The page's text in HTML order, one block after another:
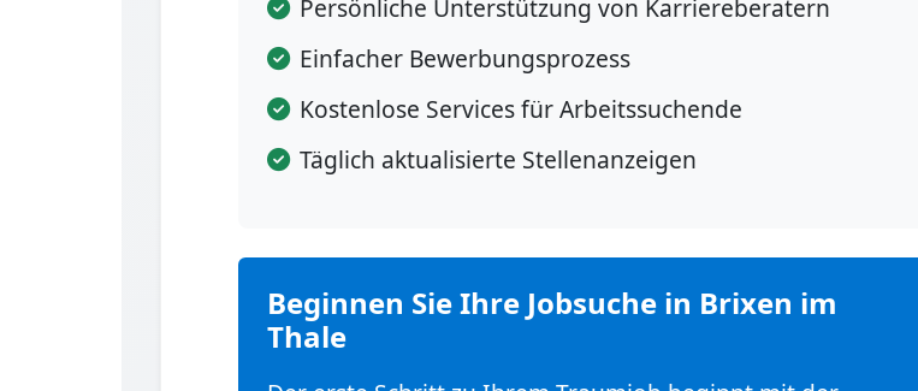
Persönliche Unterstützung von Karriereberatern
Einfacher Bewerbungsprozess
Kostenlose Services für Arbeitssuchende
Täglich aktualisierte Stellenanzeigen
Beginnen Sie Ihre Jobsuche in Brixen im
Thale